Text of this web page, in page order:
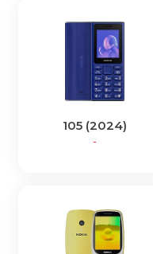
105 (2024)
-